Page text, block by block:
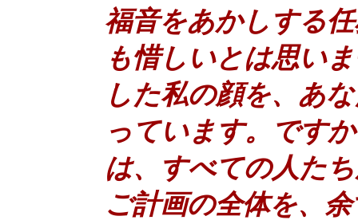
福音をあかしする
も惜しいとは思い
した私の顔を、あ
っています。です
は、すべての人た
ご計画の全体を、